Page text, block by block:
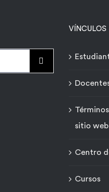
VÍNCULOS
sitio web
Centro
Cursos